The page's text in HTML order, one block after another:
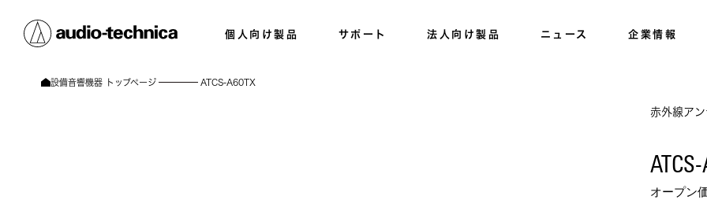
個人向け製品 サポート 法人向け製品 ニュース 企業情報
設備音響機器 トップページ ATCS-A60TX
赤外線ア
オープン